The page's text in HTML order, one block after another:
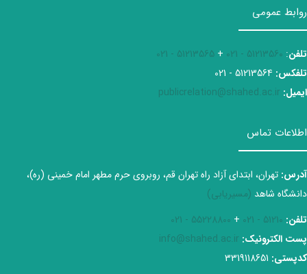
روابط عمومی
تلفن:
51213560 - 021
+
51213565 - 021
تلفکس:
ایمیل: publicrelation@shahed.ac.ir
اطلاعات تماس
آدرس: تهران، ابتدای آزاد راه تهران قم، روبروی حرم مطهر امام خمینی (ره)،
دانشگاه شاهد (مسیریابی)
تلفن: 51210 - 021
+
55228800 - 021
پست الکترونیک: info@shahed.ac.ir
کدپستی: